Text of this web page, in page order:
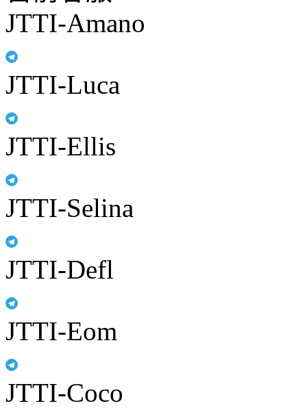
JTTI-Amano
JTTI-Luca
JTTI-Ellis
JTTI-Selina
JTTI-Defl
JTTI-Eom
JTTI-Coco